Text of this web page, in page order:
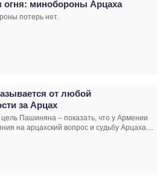
огня: минобороны Арцаха
потерь нет.
от любой
за Арцах
Пашиняна – показать, что у Армении
на арцахский вопрос и судьбу Арцаха....